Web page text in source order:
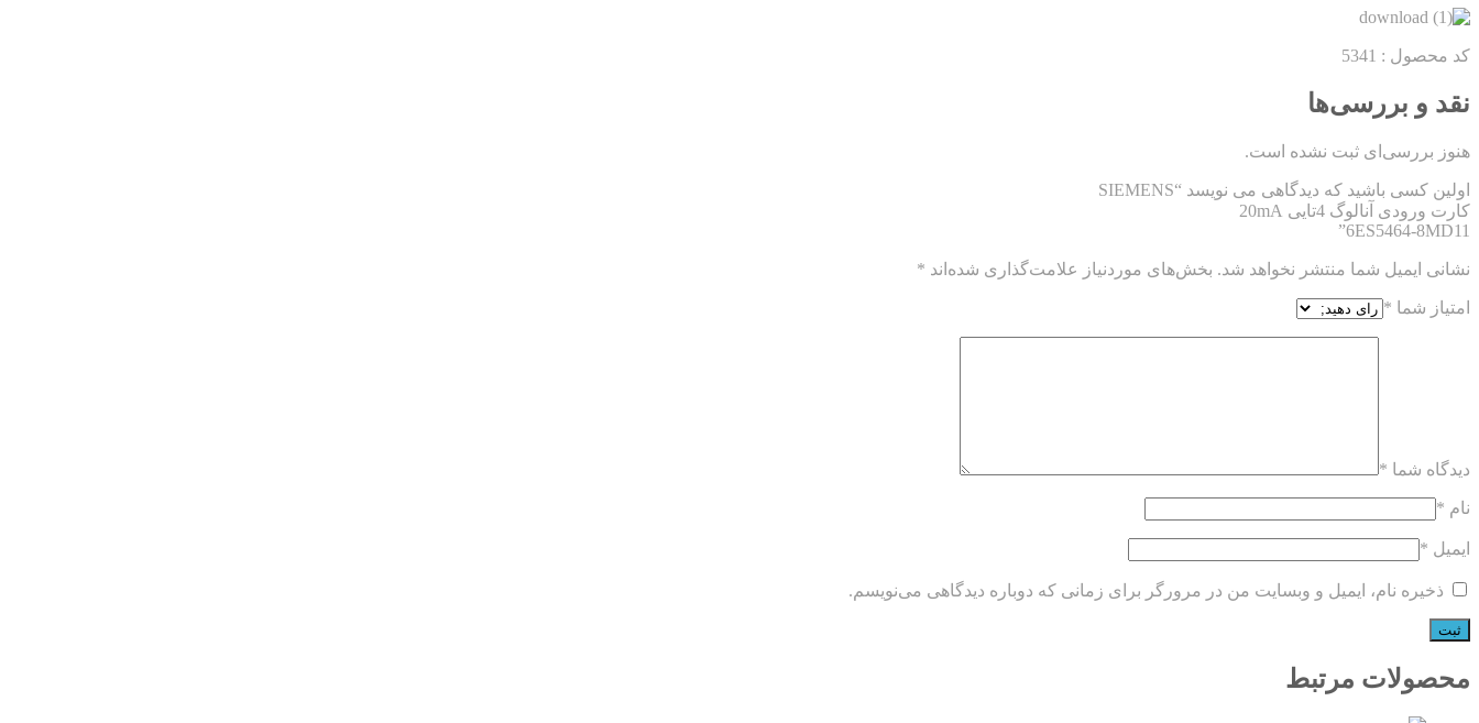
کد محصول : 5341
نقد و بررسی‌ها
هنوز بررسی‌ای ثبت نشده است.
اولین کسی باشید که دیدگاهی می نویسد “SIEMENS
کارت ورودی آنالوگ 4تایی 20mA
6ES5464-8MD11”
نشانی ایمیل شما منتشر نخواهد شد. بخش‌های موردنیاز علامت‌گذاری شده‌اند *
امتیاز شما *
دیدگاه شما *
نام *
ایمیل *
ذخیره نام، ایمیل و وبسایت من در مرورگر برای زمانی که دوباره دیدگاهی می‌نویسم.
محصولات مرتبط